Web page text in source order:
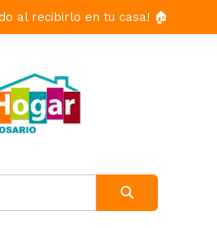
al recibirlo en tu casa! 🏠